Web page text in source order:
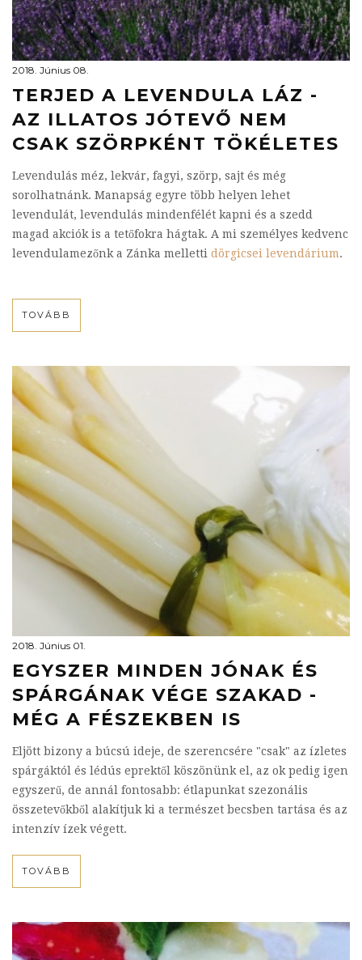
2018. Június 08.
TERJED A LEVENDULA LÁZ -
AZ ILLATOS JÓTEVŐ NEM
CSAK SZÖRPKÉNT TÖKÉLETES
Levendulás méz, lekvár, fagyi, szörp, sajt és még
sorolhatnánk. Manapság egyre több helyen lehet
levendulát, levendulás mindenfélét kapni és a szedd
magad akciók is a tetőfokra hágtak. A mi személyes kedvenc
levendulamezőnk a Zánka melletti dörgicsei levendárium.
TOVÁBB
2018. Június 01.
EGYSZER MINDEN JÓNAK ÉS
SPÁRGÁNAK VÉGE SZAKAD -
MÉG A FÉSZEKBEN IS
Eljött bizony a búcsú ideje, de szerencsére "csak" az ízletes
spárgáktól és lédús eprektől köszönünk el, az ok pedig igen
egyszerű, de annál fontosabb: étlapunkat szezonális
összetevőkből alakítjuk ki a természet becsben tartása és az
intenzív ízek végett.
TOVÁBB